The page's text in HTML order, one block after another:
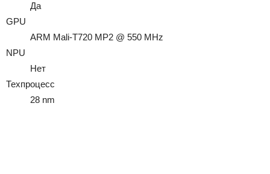
Да
GPU
ARM Mali-T720 MP2 @ 550 MHz
NPU
Нет
Техпроцесс
28 nm